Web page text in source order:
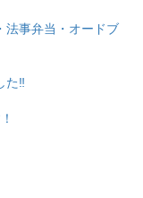
法事弁当・オードブ
た‼